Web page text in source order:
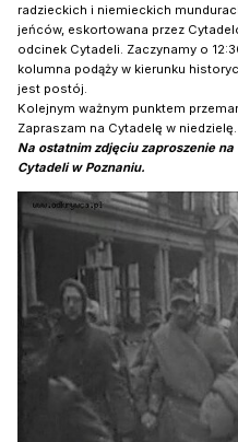
radzieckich i niemieckich
jeńców, eskortowana przez
odcinek Cytadeli. Zaczynamy o
kolumna podąży w kierunku
jest postój.
Kolejnym ważnym punktem
Zapraszam na Cytadelę w niedzielę.
Na ostatnim zdjęciu zaproszenie
Cytadeli w Poznaniu.